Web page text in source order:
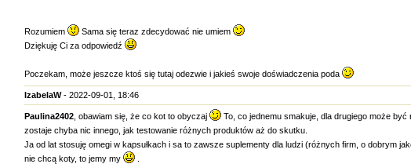
Rozumiem
Sama się teraz zdecydować nie umiem
Dziękuję Ci za odpowiedź
Poczekam, może jeszcze ktoś się tutaj odezwie i jakieś swoje doświadczenia poda
IzabelaW- 2022-09-01, 18:46
Paulina2402, obawiam się, że co kot to obyczaj
To, co jednemu smakuje, dla drugiego może być
zostaje chyba nic innego, jak testowanie różnych produktów aż do skutku.
Ja od lat stosuję omegi w kapsułkach i sa to zawsze suplementy dla ludzi (różnych firm, o dobrym
nie chcą koty, to jemy my
.